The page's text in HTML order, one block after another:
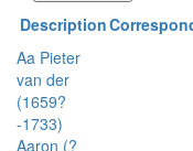
Description
Aa Pieter
van der
(1659?
-1733)
Aaron (?